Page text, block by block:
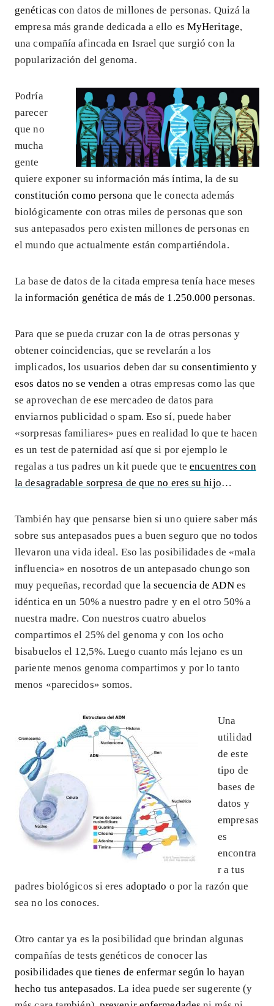
genéticas con datos de millones de personas. Quizá la
empresa más grande dedicada a ello es MyHeritage,
una compañía afincada en Israel que surgió con la
popularización del genoma.
Podría
parecer
que no
mucha
gente
quiere exponer su información más íntima, la de su
constitución como persona que le conecta además
biológicamente con otras miles de personas que son
sus antepasados pero existen millones de personas en
el mundo que actualmente están compartiéndola.
La base de datos de la citada empresa tenía hace meses
lainformación genética de más de 1.250.000 personas.
Para que se pueda cruzar con la de otras personas y
obtener coincidencias, que se revelarán a los
implicados, los usuarios deben dar su consentimiento y
esos datos no se venden a otras empresas como las que
se aprovechan de ese mercadeo de datos para
enviarnos publicidad o spam. Eso sí, puede haber
«sorpresas familiares» pues en realidad lo que te hacen
es un test de paternidad así que si por ejemplo le
regalas a tus padres un kit puede que teencuentres con
la desagradable sorpresa de que no eres su hijo…
También hay que pensarse bien si uno quiere saber más
sobre sus antepasados pues a buen seguro que no todos
llevaron una vida ideal. Eso las posibilidades de «mala
influencia» en nosotros de un antepasado chungo son
muy pequeñas, recordad que lasecuencia de ADNes
idéntica en un 50% a nuestro padre y en el otro 50% a
nuestra madre. Con nuestros cuatro abuelos
compartimos el 25% del genoma y con los ocho
bisabuelos el 12,5%. Luego cuanto más lejano es un
pariente menos genoma compartimos y por lo tanto
menos «parecidos» somos.
Una
utilidad
de este
tipo de
bases de
datos y
empresas
es
encontra
r a tus
padres biológicos si eres adoptado o por la razón que
sea no los conoces.
Otro cantar ya es la posibilidad que brindan algunas
compañías de tests genéticos de conocer las
posibilidades que tienes de enfermar según lo hayan
hecho tus antepasados. La idea puede ser sugerente (y